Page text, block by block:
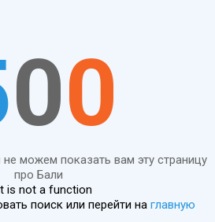
00
можем показать вам эту страницу
про Бали
is not a function
поиск или перейти на главную